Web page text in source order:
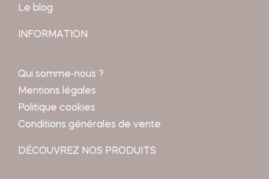
Le blog
INFORMATION
Qui somme-nous ?
Mentions légales
Politique cookies
Conditions générales de vente
DÉCOUVREZ NOS PRODUITS